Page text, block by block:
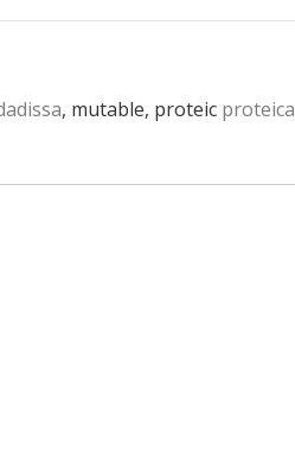
, mutable, proteic proteica